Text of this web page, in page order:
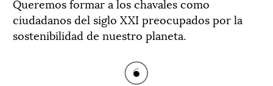
ciudadanos del siglo XXI preocupados por la
sostenibilidad de nuestro planeta.